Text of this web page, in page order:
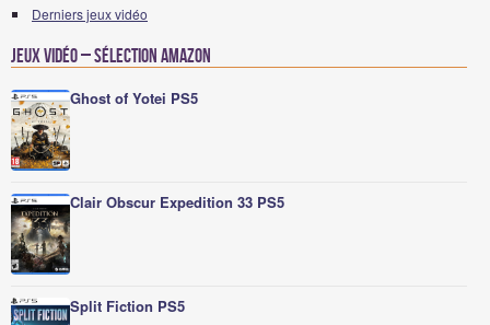
Derniers jeux vidéo
Jeux vidéo – Sélection Amazon
Ghost of Yotei PS5
Clair Obscur Expedition 33 PS5
Split Fiction PS5